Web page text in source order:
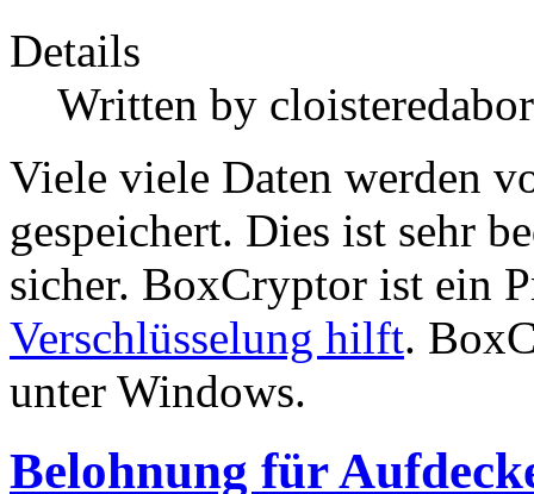
Details
Written by
Viele viele Daten werden
gespeichert. Dies ist sehr
sicher. BoxCryptor ist ein
Verschlüsselung hilft.
unter Windows.
Belohnung für